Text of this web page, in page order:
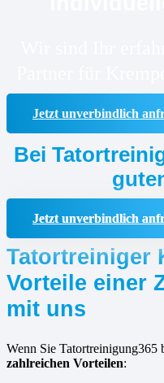
Jetzt unverbindlich
Bei
Jetzt unverbindlich
Tatortreiniger
Vorteile einer
mit uns
Wenn Sie Tatortreinigung365
zahlreichen Vorteilen: